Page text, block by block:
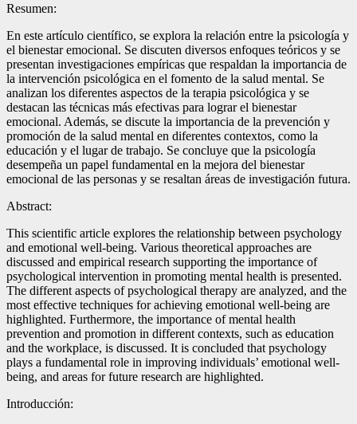
Resumen:
En este artículo científico, se explora la relación entre la psicología y
el bienestar emocional. Se discuten diversos enfoques teóricos y se
presentan investigaciones empíricas que respaldan la importancia de
la intervención psicológica en el fomento de la salud mental. Se
analizan los diferentes aspectos de la terapia psicológica y se
destacan las técnicas más efectivas para lograr el bienestar
emocional. Además, se discute la importancia de la prevención y
promoción de la salud mental en diferentes contextos, como la
educación y el lugar de trabajo. Se concluye que la psicología
desempeña un papel fundamental en la mejora del bienestar
emocional de las personas y se resaltan áreas de investigación futura.
Abstract:
This scientific article explores the relationship between psychology
and emotional well-being. Various theoretical approaches are
discussed and empirical research supporting the importance of
psychological intervention in promoting mental health is presented.
The different aspects of psychological therapy are analyzed, and the
most effective techniques for achieving emotional well-being are
highlighted. Furthermore, the importance of mental health
prevention and promotion in different contexts, such as education
and the workplace, is discussed. It is concluded that psychology
plays a fundamental role in improving individuals’ emotional well-
being, and areas for future research are highlighted.
Introducción: